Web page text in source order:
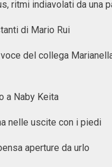
ritmi indiavolati da una
di Mario Rui
del collega
a Naby Keita
nelle uscite con i piedi
aperture da urlo